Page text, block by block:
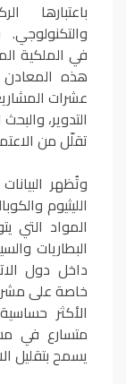
باعتبارها
والتكنولوجي.
في الملكية
هذه المعادن
عشرات
التدوير،
تقلّل من
وتُظهر
الليثيوم
المواد التي
البطاريات
داخل دول
خاصة على
الأكثر
متسارع في
يسمح بتقليل